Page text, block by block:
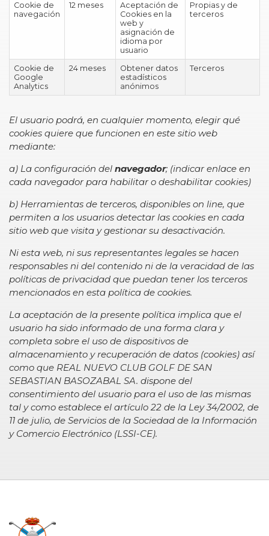
Cookie de
navegación
12 meses
Aceptación de
Cookies en la
web y
asignación de
idioma por
usuario
Propias y de
terceros
Cookie de
Google
Analytics
24 meses
Obtener datos
estadísticos
anónimos
Terceros
El usuario podrá, en cualquier momento, elegir qué
cookies quiere que funcionen en este sitio web
mediante:
a) La configuración del navegador; (indicar enlace en
cada navegador para habilitar o deshabilitar cookies)
b) Herramientas de terceros, disponibles on line, que
permiten a los usuarios detectar las cookies en cada
sitio web que visita y gestionar su desactivación.
Ni esta web, ni sus representantes legales se hacen
responsables ni del contenido ni de la veracidad de las
políticas de privacidad que puedan tener los terceros
mencionados en esta política de cookies.
La aceptación de la presente política implica que el
usuario ha sido informado de una forma clara y
completa sobre el uso de dispositivos de
almacenamiento y recuperación de datos (cookies) así
como que REAL NUEVO CLUB GOLF DE SAN
SEBASTIAN BASOZABAL SA. dispone del
consentimiento del usuario para el uso de las mismas
tal y como establece el artículo 22 de la Ley 34/2002, de
11 de julio, de Servicios de la Sociedad de la Información
y Comercio Electrónico (LSSI-CE).